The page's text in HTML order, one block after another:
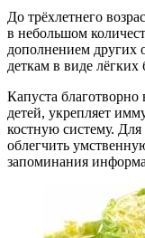
До трёхлетнего
в небольшом
дополнением других
деткам в виде лёгких
Капуста благотворно
детей, укрепляет
костную систему. Для
облегчить
запоминания